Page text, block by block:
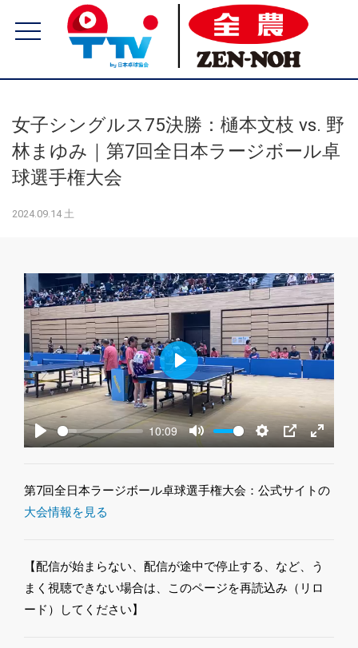
女子シングルス75決勝：樋本文枝 vs. 野
林まゆみ｜第7回全日本ラージボール卓
球選手権大会
2024.09.14 土
Play
10:09
Mute Settings
PIP Enter
Play
第7回全日本ラージボール卓球選手権大会：公式サイトの
大会情報を見る
【配信が始まらない、配信が途中で停止する、など、う
まく視聴できない場合は、このページを再読込み（リロ
ード）してください】